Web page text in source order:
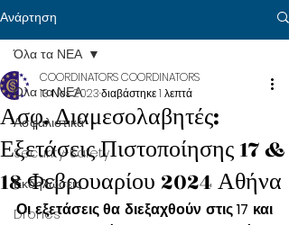
Ανάρτηση
Όλα τα ΝΕΑ
Ασφαλιστικά
Security-Safety
Εκδηλώσεις
Drones
Όλα τα ΝΕΑ
Ασφ. Διαμεσολαβητές:
Εξετάσεις Πιστοποίησης 17 &
18 Φεβρουαρίου 2024 Αθήνα
COORDINATORS COORDINATORS
13 Νοε 2023διαβάστηκε 1 λεπτά
Οι εξετάσεις θα διεξαχθούν στις 17 και